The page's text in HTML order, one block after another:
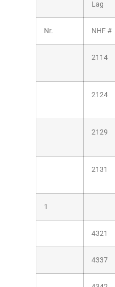
Lag
Nr. NHF #
2114
2124
2129
2131
1
4321
4337